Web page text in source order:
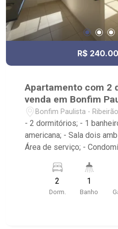
R$
Apartamento com 2
venda em Bonfim
Bonfim Paulista -
- 2 dormitórios; - 1 banheiro
americana; - Sala dois ambientes; - Varanda; -
Área de serviço; -
Próximo à DaniBe
Bonfim, Baterias Batex,
Centro de Bonfim;
2
Dorm.
1
Banho